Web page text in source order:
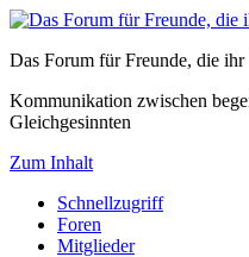
Das Forum für Freunde, die ihr
Kommunikation zwischen
Gleichgesinnten
Zum Inhalt
Schnellzugriff
Foren
Mitglieder